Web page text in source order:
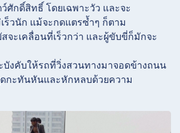
ศักดิ์สิทธิ์ โดยเฉพาะวัว และจะ
ร็วนัก แม้จะกดแตรซ้ำๆ ก็ตาม
จะเคลื่อนที่เร็วกว่า และผู้ขับขี่ก็มักจะ
บังคับให้รถที่วิ่งสวนทางมาจอดข้างถนน
ดกะทันหันและหักหลบด้วยความ